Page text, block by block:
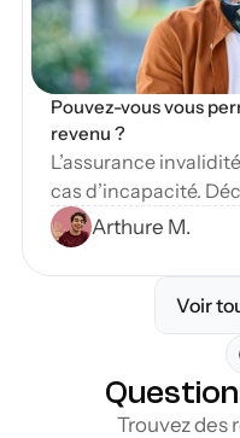
Pouvez-vous vous
revenu ?
L’assurance
cas d’incapacité.
couverture et
financier.
Arthure M.
Voir
Trouvez des